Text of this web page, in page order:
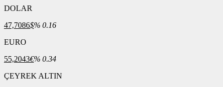
DOLAR
47,7086$% 0.16
EURO
55,2043€% 0.34
ÇEYREK ALTIN